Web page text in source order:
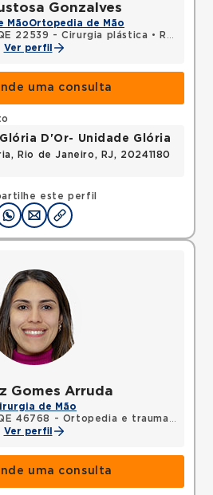
Gonzalves
MãoOrtopedia de Mão
22539 - Cirurgia plástica •
RQE 22540 - Cirurgia da mão
Ver perfil
uma consulta
este perfil
D'Or- Unidade Glória
Rio de Janeiro, RJ, 20241180
Gomes Arruda
de Mão
46768 - Ortopedia e traumatologia
Ver perfil
uma consulta